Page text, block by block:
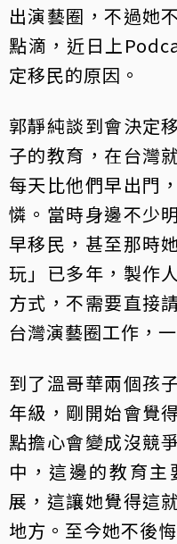
出演藝圈，不過她
點滴，近日上
定移民的原因。
郭靜純談到會決定
子的教育，在台灣
每天比他們早出門
憐。當時身邊不少
早移民，甚至那時
玩」已多年，製作
方式，不需要直接
台灣演藝圈工作，
到了溫哥華兩個孩
年級，剛開始會覺
點擔心會變成沒競
中，這邊的教育
展，這讓她覺得這
地方。至今她不後